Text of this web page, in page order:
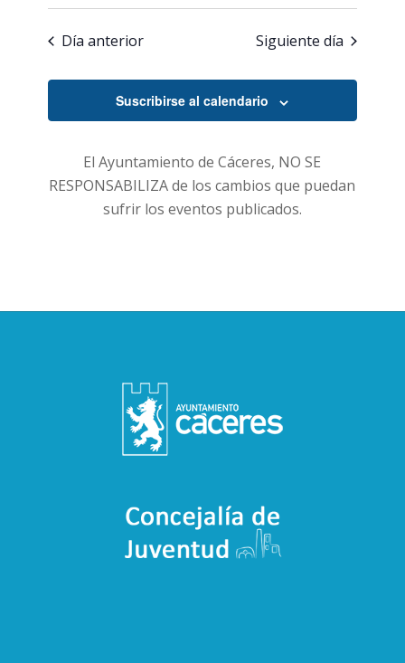
Día anterior Siguiente día
Suscribirse al calendario
El Ayuntamiento de Cáceres, NO SE
RESPONSABILIZA de los cambios que puedan
sufrir los eventos publicados.